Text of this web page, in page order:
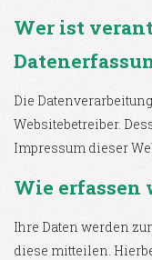
Wer ist
Die
Websitebetreiber.
Impressum dieser
Wie erfassen
Ihre Daten werden
diese mitteilen.